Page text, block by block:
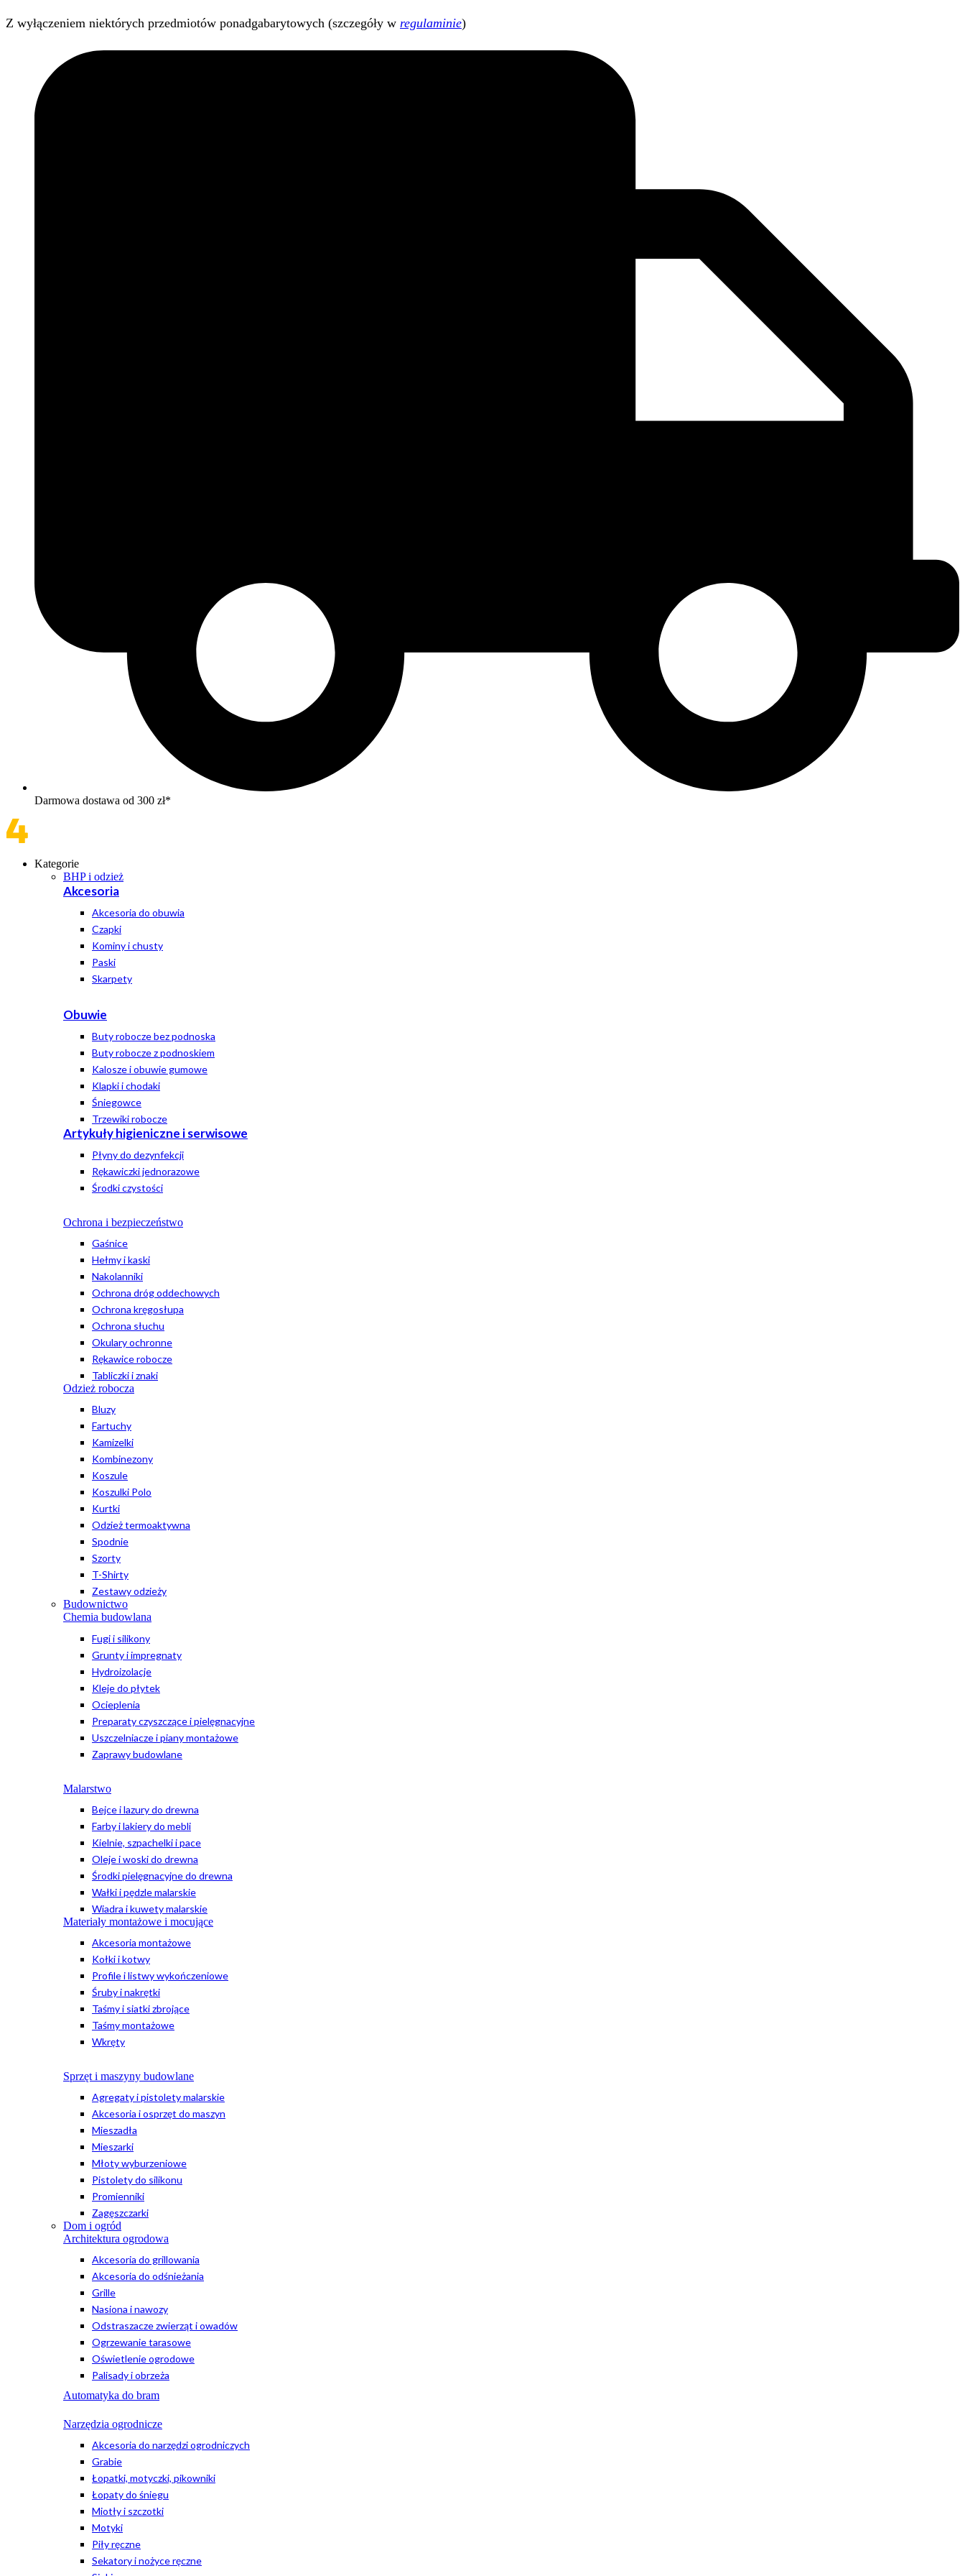
Z wyłączeniem niektórych przedmiotów ponadgabarytowych (szczegóły w regulaminie)
Darmowa dostawa od 300 zł*
Kategorie
BHP i odzież
Akcesoria
Akcesoria do obuwia
Czapki
Kominy i chusty
Paski
Skarpety
Obuwie
Buty robocze bez podnoska
Buty robocze z podnoskiem
Kalosze i obuwie gumowe
Klapki i chodaki
Śniegowce
Trzewiki robocze
Artykuły higieniczne i serwisowe
Płyny do dezynfekcji
Rękawiczki jednorazowe
Środki czystości
Ochrona i bezpieczeństwo
Gaśnice
Hełmy i kaski
Nakolanniki
Ochrona dróg oddechowych
Ochrona kręgosłupa
Ochrona słuchu
Okulary ochronne
Rękawice robocze
Tabliczki i znaki
Odzież robocza
Bluzy
Fartuchy
Kamizelki
Kombinezony
Koszule
Koszulki Polo
Kurtki
Odzież termoaktywna
Spodnie
Szorty
T-Shirty
Zestawy odzieży
Budownictwo
Chemia budowlana
Fugi i silikony
Grunty i impregnaty
Hydroizolacje
Kleje do płytek
Ocieplenia
Preparaty czyszczące i pielęgnacyjne
Uszczelniacze i piany montażowe
Zaprawy budowlane
Malarstwo
Bejce i lazury do drewna
Farby i lakiery do mebli
Kielnie, szpachelki i pace
Oleje i woski do drewna
Środki pielęgnacyjne do drewna
Wałki i pędzle malarskie
Wiadra i kuwety malarskie
Materiały montażowe i mocujące
Akcesoria montażowe
Kołki i kotwy
Profile i listwy wykończeniowe
Śruby i nakrętki
Taśmy i siatki zbrojące
Taśmy montażowe
Wkręty
Sprzęt i maszyny budowlane
Agregaty i pistolety malarskie
Akcesoria i osprzęt do maszyn
Mieszadła
Mieszarki
Młoty wyburzeniowe
Pistolety do silikonu
Promienniki
Zagęszczarki
Dom i ogród
Architektura ogrodowa
Akcesoria do grillowania
Akcesoria do odśnieżania
Grille
Nasiona i nawozy
Odstraszacze zwierząt i owadów
Ogrzewanie tarasowe
Oświetlenie ogrodowe
Palisady i obrzeża
Automatyka do bram
Narzędzia ogrodnicze
Akcesoria do narzędzi ogrodniczych
Grabie
Łopatki, motyczki, pikowniki
Łopaty do śniegu
Miotły i szczotki
Motyki
Piły ręczne
Sekatory i nożyce ręczne